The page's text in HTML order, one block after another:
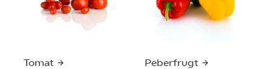
Tomat Peberfrugt